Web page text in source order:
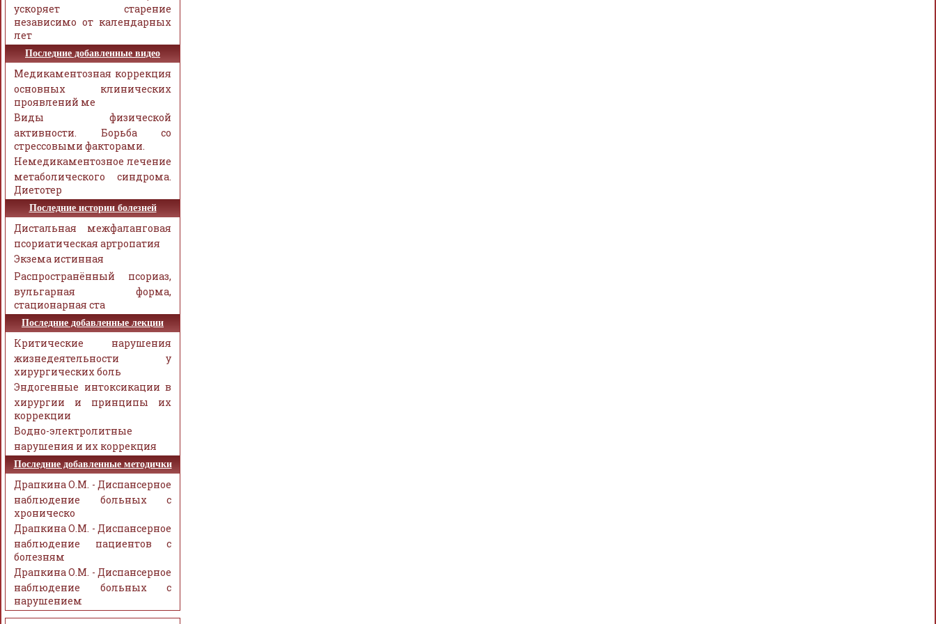
ускоряет старение
независимо от календарных
лет
Последние добавленные видео
Медикаментозная коррекция
основных клинических
проявлений ме
Виды физической
активности. Борьба со
стрессовыми факторами.
Немедикаментозное лечение
метаболического синдрома.
Диетотер
Последние истории болезней
Дистальная межфаланговая
псориатическая артропатия
Экзема истинная
Распространённый псориаз,
вульгарная форма,
стационарная ста
Последние добавленные лекции
Критические нарушения
жизнедеятельности у
хирургических боль
Эндогенные интоксикации в
хирургии и принципы их
коррекции
Водно-электролитные
нарушения и их коррекция
Последние добавленные методички
Драпкина О.М. - Диспансерное
наблюдение больных с
хроническо
Драпкина О.М. - Диспансерное
наблюдение пациентов с
болезням
Драпкина О.М. - Диспансерное
наблюдение больных с
нарушением